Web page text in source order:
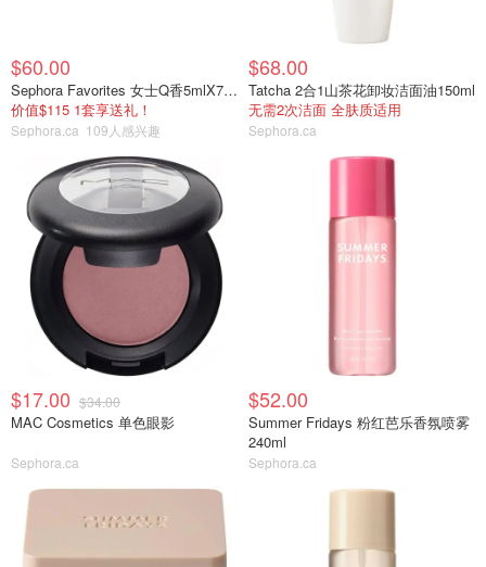
$60.00
Sephora Favorites 女士Q香5mlX7支礼盒
价值$115 1套享送礼！
Sephora.ca 109人感兴趣
$68.00
Tatcha 2合1山茶花卸妆洁面油150ml
无需2次洁面 全肤质适用
Sephora.ca
$17.00 $34.00
MAC Cosmetics 单色眼影
Sephora.ca
$52.00
Summer Fridays 粉红芭乐香氛喷雾
240ml
Sephora.ca